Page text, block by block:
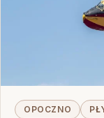
OPOCZNO